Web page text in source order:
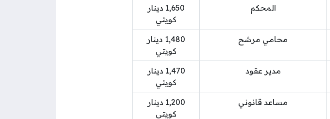
المحكم
1,650 دينار
كويتي
محامي مرشح
1,480 دينار
كويتي
مدير عقود
1,470 دينار
كويتي
مساعد قانوني
1,200 دينار
كويتي